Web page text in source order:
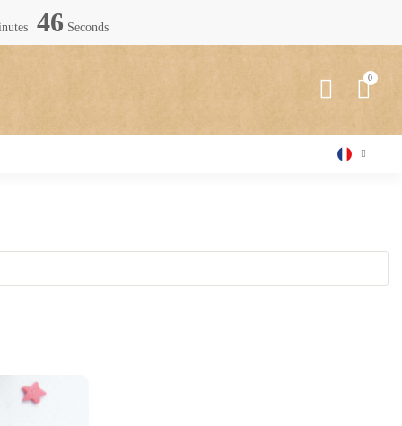
45 Seconds